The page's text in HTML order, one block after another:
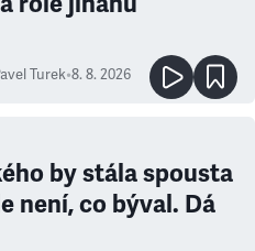
Turek•8. 8. 2026
by stála spousta
není, co býval. Dá